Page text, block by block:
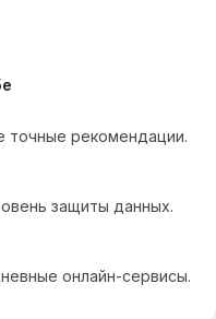
точные рекомендации.
защиты данных.
онлайн-сервисы.